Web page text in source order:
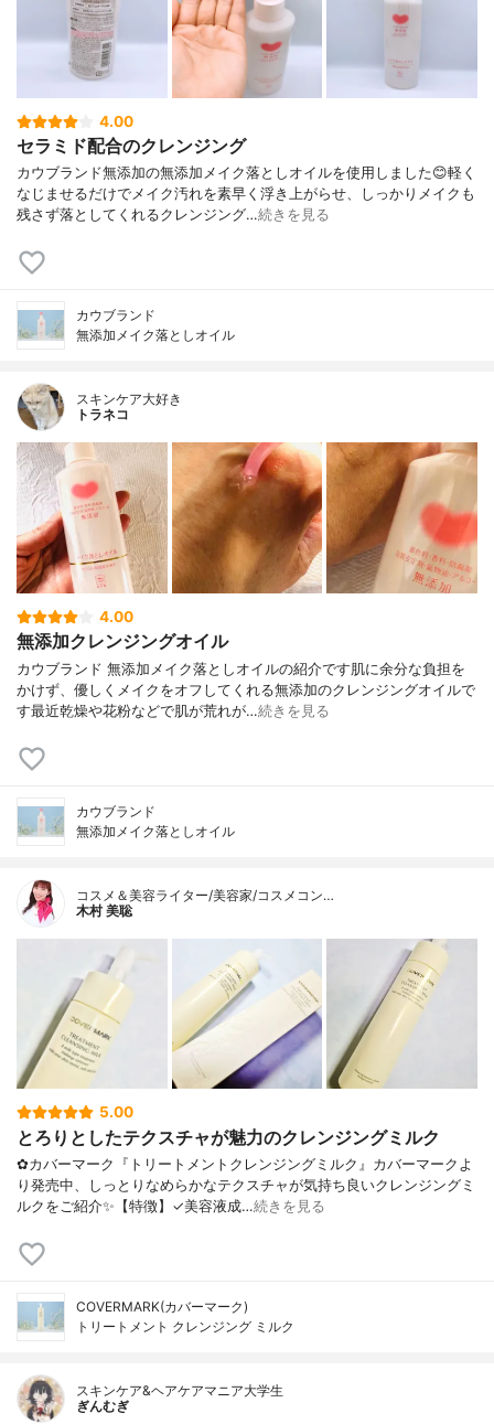
4.00
セラミド配合のクレンジング
カウブランド無添加の無添加メイク落としオイルを使用しました😊軽く
なじませるだけでメイク汚れを素早く浮き上がらせ、しっかりメイクも
残さず落としてくれるクレンジング…続きを見る
カウブランド
無添加メイク落としオイル
スキンケア大好き
トラネコ
4.00
無添加クレンジングオイル
カウブランド 無添加メイク落としオイルの紹介です肌に余分な負担を
かけず、優しくメイクをオフしてくれる無添加のクレンジングオイルで
す最近乾燥や花粉などで肌が荒れが…続きを見る
カウブランド
無添加メイク落としオイル
コスメ＆美容ライター/美容家/コスメコン…
木村 美聡
5.00
とろりとしたテクスチャが魅力のクレンジングミルク
✿カバーマーク『トリートメントクレンジングミルク』カバーマークよ
り発売中、しっとりなめらかなテクスチャが気持ち良いクレンジングミ
ルクをご紹介✨【特徴】✓美容液成…続きを見る
COVERMARK(カバーマーク)
トリートメント クレンジング ミルク
スキンケア&ヘアケアマニア大学生
ぎんむぎ